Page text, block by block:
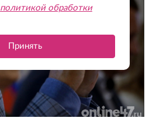
политикой обработки
Принять